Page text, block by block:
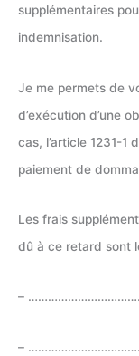
supplémentaires
indemnisation.
Je me permets de
d’exécution d’une
cas, l’article 1231-1
paiement de
Les frais
dû à ce retard sont
–
–